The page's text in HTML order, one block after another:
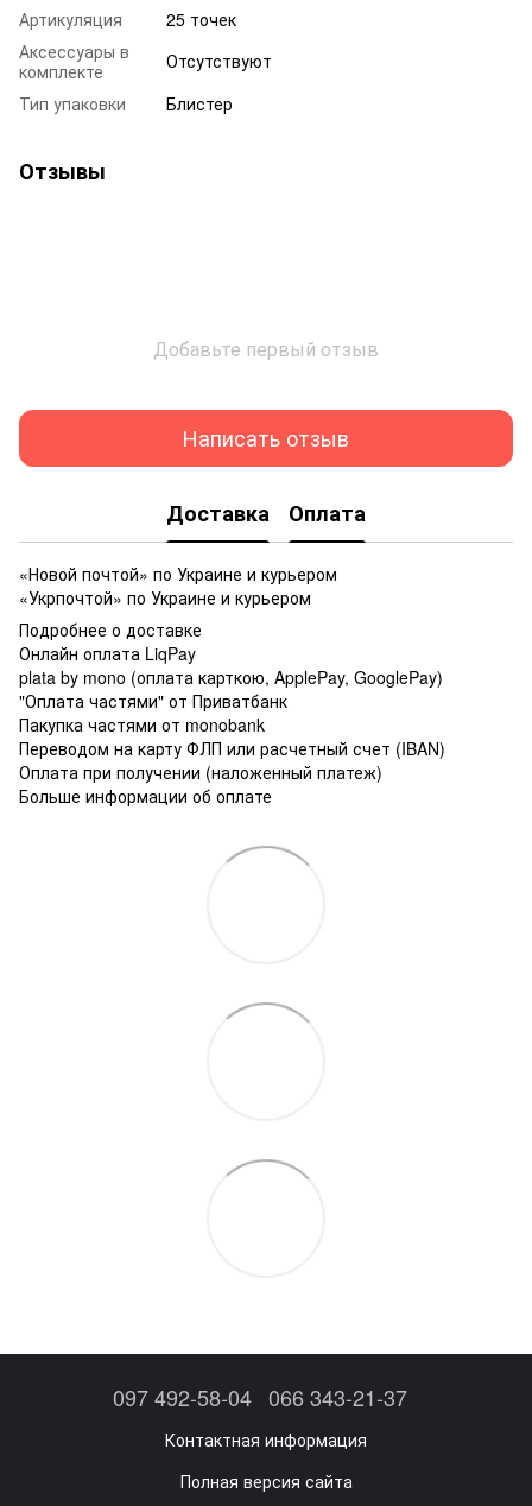
Артикуляция
25 точек
Аксессуары в
комплекте
Отсутствуют
Тип упаковки
Блистер
Отзывы
Добавьте первый отзыв
Написать отзыв
Доставка Оплата
«Новой почтой» по Украине и курьером
«Укрпочтой» по Украине и курьером
Подробнее о доставке
Онлайн оплата LiqPay
plata by mono (оплата карткою, ApplePay, GooglePay)
"Оплата частями" от Приватбанк
Пакупка частями от monobank
Переводом на карту ФЛП или расчетный счет (IBAN)
Оплата при получении (наложенный платеж)
Больше информации об оплате
097 492-58-04 066 343-21-37
Контактная информация
Полная версия сайта